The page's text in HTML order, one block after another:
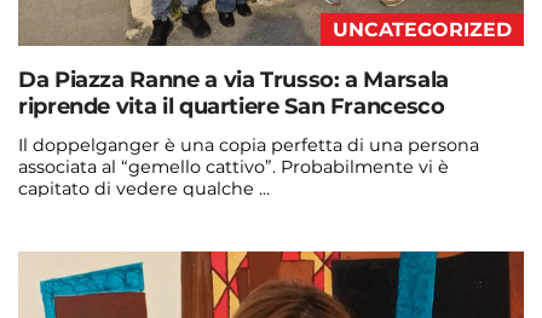
UNCATEGORIZED
Da Piazza Ranne a via Trusso: a Marsala
riprende vita il quartiere San Francesco
Il doppelganger è una copia perfetta di una persona
associata al “gemello cattivo”. Probabilmente vi è
capitato di vedere qualche ...
admin@admin.com 3 days fa